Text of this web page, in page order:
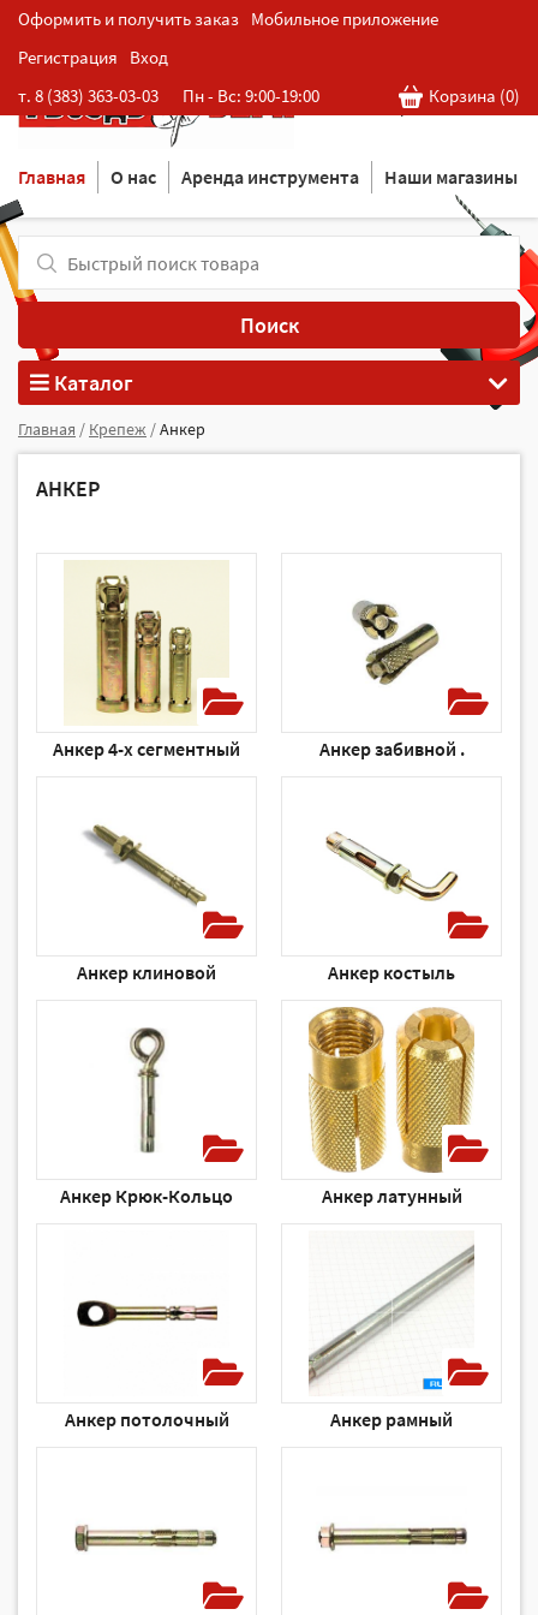
Оформить и получить заказ Мобильное приложение
Регистрация
Вход
т. 8 (383) 363-03-03
Пн - Вс: 9:00-19:00 Корзина (0)
Розничная cеть магазинов
в Новосибирске
Главная О нас Аренда инструмента Наши магазины
Поиск
Каталог
Главная / Крепеж /Анкер
АНКЕР
Анкер 4-х сегментный Анкер забивной .
Анкер клиновой Анкер костыль
Анкер Крюк-Кольцо Анкер латунный
Анкер потолочный Анкер рамный